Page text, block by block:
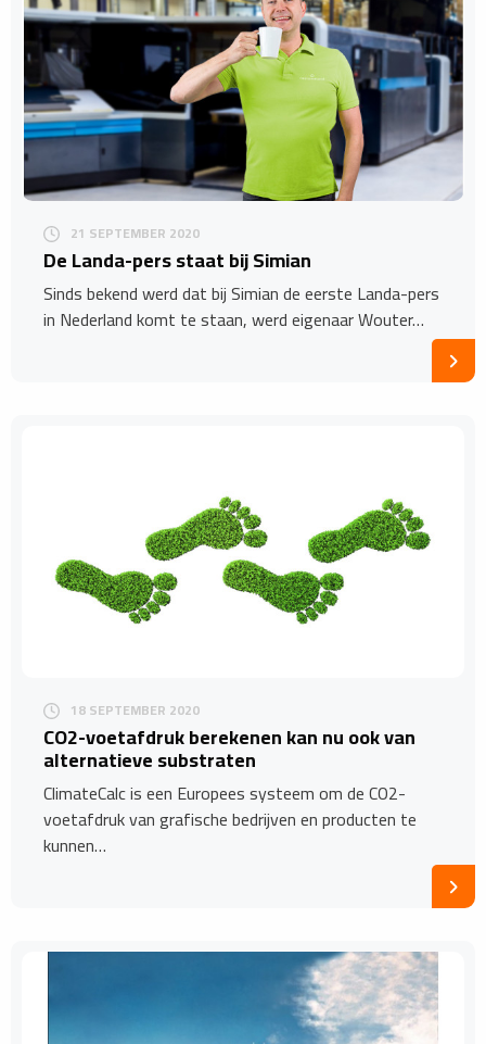
21 SEPTEMBER 2020
De Landa-pers staat bij Simian
Sinds bekend werd dat bij Simian de eerste Landa-pers
in Nederland komt te staan, werd eigenaar Wouter…
18 SEPTEMBER 2020
CO2-voetafdruk berekenen kan nu ook van
alternatieve substraten
ClimateCalc is een Europees systeem om de CO2-
voetafdruk van grafische bedrijven en producten te
kunnen…